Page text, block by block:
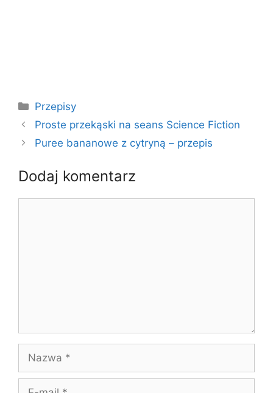
Kategorie
Przepisy
Proste przekąski na seans Science Fiction
Puree bananowe z cytryną – przepis
Dodaj komentarz